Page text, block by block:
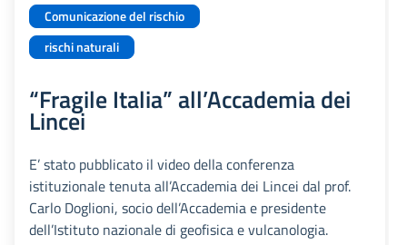
Comunicazione del rischio
rischi naturali
“Fragile Italia” all’Accademia dei
Lincei
E’ stato pubblicato il video della conferenza
istituzionale tenuta all’Accademia dei Lincei dal prof.
Carlo Doglioni, socio dell’Accademia e presidente
dell’Istituto nazionale di geofisica e vulcanologia.